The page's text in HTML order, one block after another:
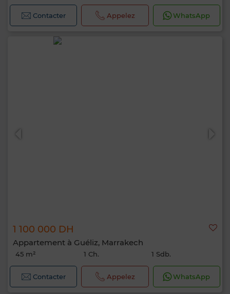
Contacter Appelez WhatsApp
1 100 000 DH
Appartement à Guéliz, Marrakech
45 m² 1 Ch. 1 Sdb.
Contacter Appelez WhatsApp